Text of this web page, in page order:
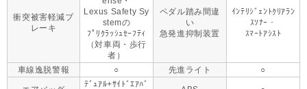
衝突被害軽減ブ
レーキ
Lexus Safety Sy
stemの
ﾌﾟﾘｸﾗｯｼｭｾｰﾌﾃｨ
（対車両・歩行
者）
ペダル踏み間違
い
急発進抑制装置
ｲﾝﾃﾘｼﾞｪﾝﾄｸﾘｱﾗﾝ
ｽｿﾅｰ・
ｽﾏｰﾄｱｼｽﾄ
車線逸脱警報 ○ 先進ライト ○
ﾃﾞｭｱﾙ+ｻｲﾄﾞｴｱﾊﾞ